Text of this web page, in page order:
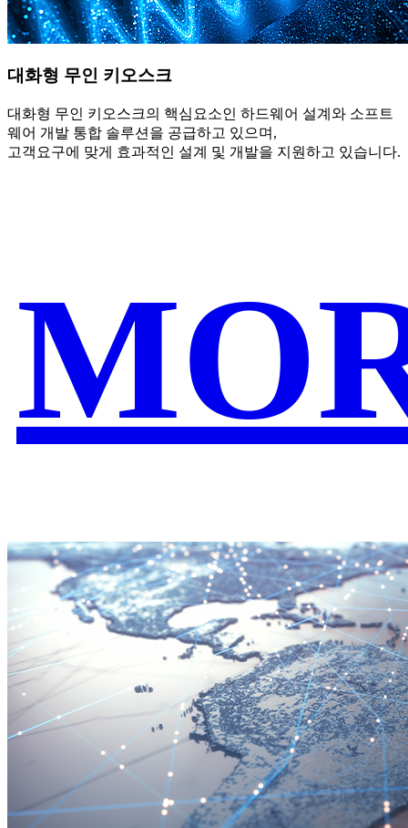
대화형 무인 키오스크
대화형 무인 키오스크의 핵심요소인 하드웨어 설계와 소프트
웨어 개발 통합 솔루션을 공급하고 있으며,
고객요구에 맞게 효과적인 설계 및 개발을 지원하고 있습니다.